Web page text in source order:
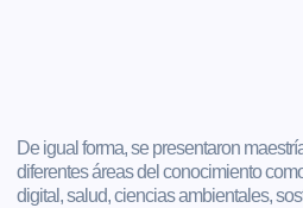
De igual forma, se presentaron
diferentes áreas del conocimiento
digital, salud, ciencias ambientales,